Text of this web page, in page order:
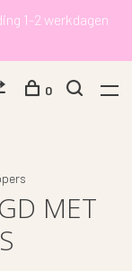
1-2 werkdagen
0
MET